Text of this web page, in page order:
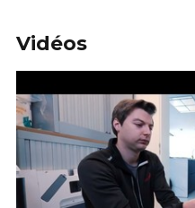
Vidéos